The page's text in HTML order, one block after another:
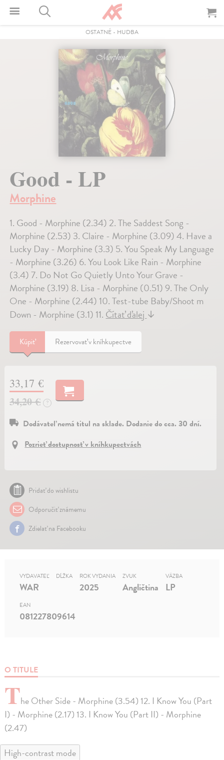
OSTATNÉ - HUDBA
Good - LP
Morphine
1. Good - Morphine (2.34) 2. The Saddest Song -
Morphine (2.53) 3. Claire - Morphine (3.09) 4. Have a
Lucky Day - Morphine (3.3) 5. You Speak My Language
- Morphine (3.26) 6. You Look Like Rain - Morphine
(3.4) 7. Do Not Go Quietly Unto Your Grave -
Morphine (3.19) 8. Lisa - Morphine (0.51) 9. The Only
One - Morphine (2.44) 10. Test-tube Baby/Shoot m
Down - Morphine (3.1) 11. Čítať ďalej ↓
Kúpiť Rezervovať v kníhkupectve
33,17 €
34,20 €
?
Dodávateľ nemá titul na sklade. Dodanie do cca. 30 dní.
Pozrieť dostupnosť v kníhkupectvách
Pridať do wishlistu
Odporučiť známemu
Zdielať na Facebooku
O TITULE
The Other Side - Morphine (3.54) 12. I Know You (Part
I) - Morphine (2.17) 13. I Know You (Part II) - Morphine
(2.47)
VYDAVATEĽ
WAR
DĹŽKA ROK VYDANIA
2025
ZVUK
Angličtina
VÄZBA
LP
EAN
081227809614
High-contrast mode